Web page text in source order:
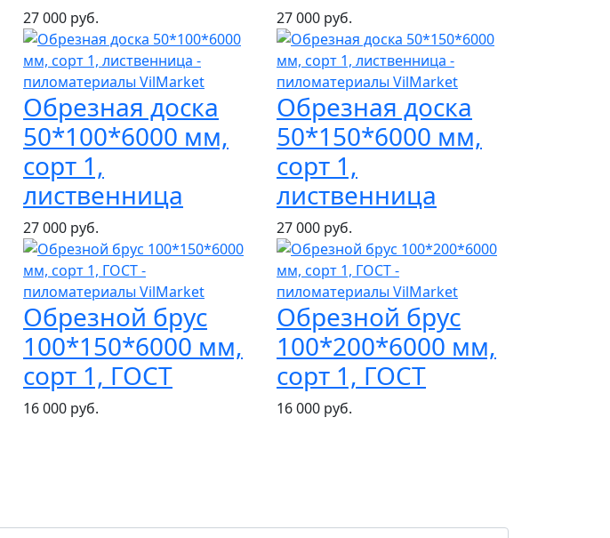
27 000 руб. 27 000 руб.
Обрезная доска
50*100*6000 мм,
сорт 1,
лиственница
27 000 руб.
Обрезная доска
50*150*6000 мм,
сорт 1,
лиственница
27 000 руб.
Обрезной брус
100*150*6000 мм,
сорт 1, ГОСТ
16 000 руб.
Обрезной брус
100*200*6000 мм,
сорт 1, ГОСТ
16 000 руб.